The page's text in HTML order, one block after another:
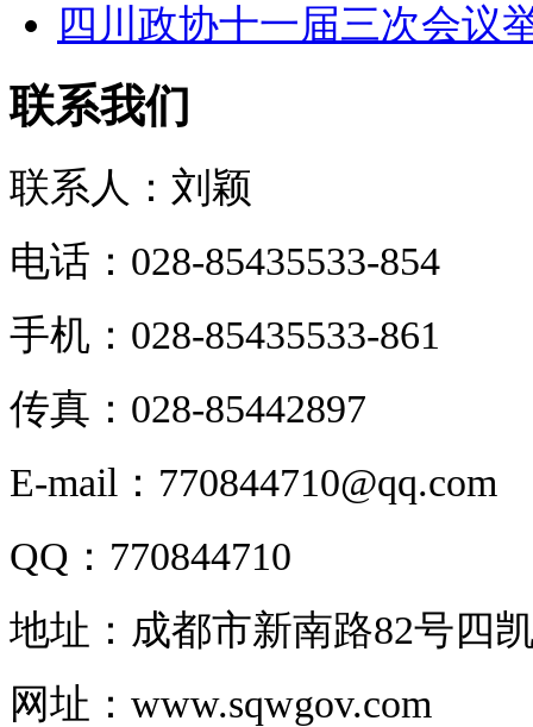
四川政协十一届三次会议
联系我们
联系人：刘颖
电话：028-85435533-854
手机：028-85435533-861
传真：028-85442897
E-mail：770844710@qq.com
QQ：770844710
地址：成都市新南路82号四
网址：www.sqwgov.com